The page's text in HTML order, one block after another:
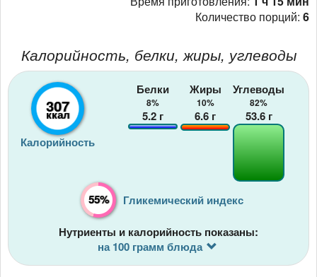
Количество порций: 6
Калорийность, белки, жиры, углеводы
307
ккал
Калорийность
Белки
8%
5.2 г
Жиры
10%
6.6 г
Углеводы
82%
53.6г
55% Гликемический индекс
Нутриенты и калорийность показаны:
на 100 грамм блюда